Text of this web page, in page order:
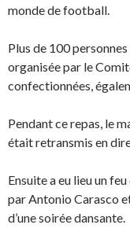
monde de football.
Plus de 100
organisée par le
confectionnées,
Pendant ce repas, le
était retransmis en
Ensuite a eu lieu un
par Antonio Carasco
d’une soirée dansante.